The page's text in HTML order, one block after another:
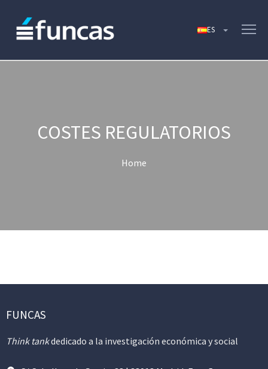
COSTES REGULATORIOS
Home
FUNCAS
Think tankdedicado a la investigación económica y social